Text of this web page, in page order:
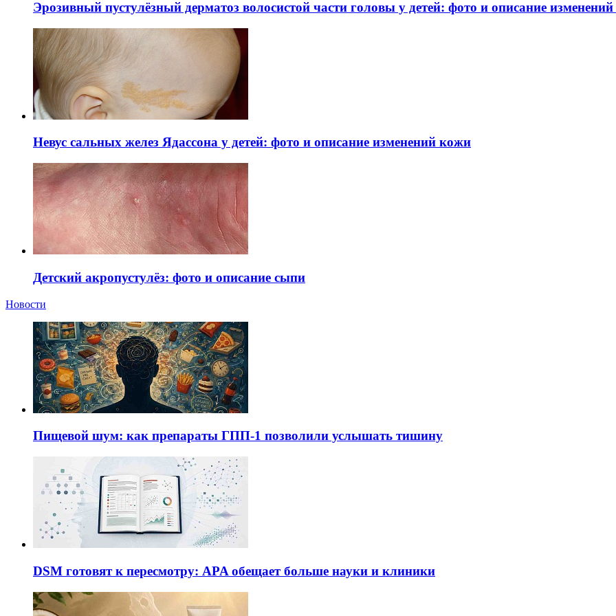
Эрозивный пустулёзный дерматоз волосистой части головы у детей: фото и описание
Невус сальных желез Ядассона у детей: фото и описание изменений кожи
Детский акропустулёз: фото и описание сыпи
Новости
Пищевой шум: как препараты ГПП-1 позволили услышать тишину
DSM готовят к пересмотру: APA обещает больше науки и клиники